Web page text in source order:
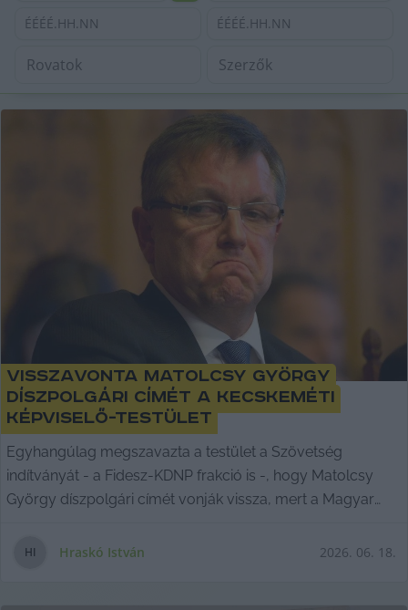
ÉÉÉÉ.HH.NN ÉÉÉÉ.HH.NN
Visszavonta Matolcsy György
díszpolgári címét a kecskeméti
képviselő-testület
Egyhangúlag megszavazta a testület a Szövetség
indítványát - a Fidesz-KDNP frakció is -, hogy Matolcsy
György díszpolgári címét vonják vissza, mert a Magyar
HI Hraskó István 2026. 06. 18.